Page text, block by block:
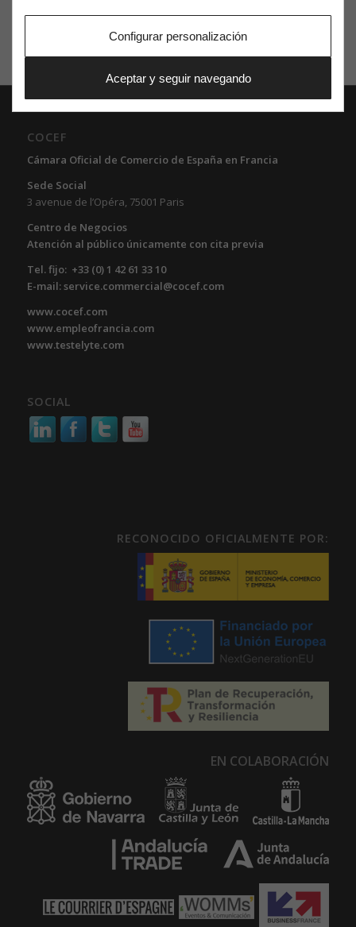
COCEF
Cámara Oficial de Comercio de España en Francia
Sede Social
3 avenue de l’Opéra, 75001 Paris
Centro de Negocios
Atención al público únicamente con cita previa
Tel. fijo: +33 (0) 1 42 61 33 10
E-mail: service.commercial@cocef.com
www.cocef.com
www.empleofrancia.com
www.testelyte.com
SOCIAL
RECONOCIDO OFICIALMENTE POR:
EN COLABORACIÓN
Configurar personalización
Aceptar y seguir navegando